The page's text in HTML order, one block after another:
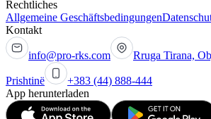
Rechtliches
Allgemeine Geschäftsbedingungen
Kontakt
info@pro-rks.com Rruga Tirana,
Prishtinë
+383 (44) 888-444
App herunterladen